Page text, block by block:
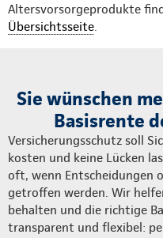
Altersvorsorgeprodukte
Übersichtsseite
Sie wünschen
Basisrente
Versicherungsschutz soll
kosten und keine Lücken
oft, wenn Entscheidungen
getroffen werden. Wir
behalten und die richtige
transparent und flexibel: